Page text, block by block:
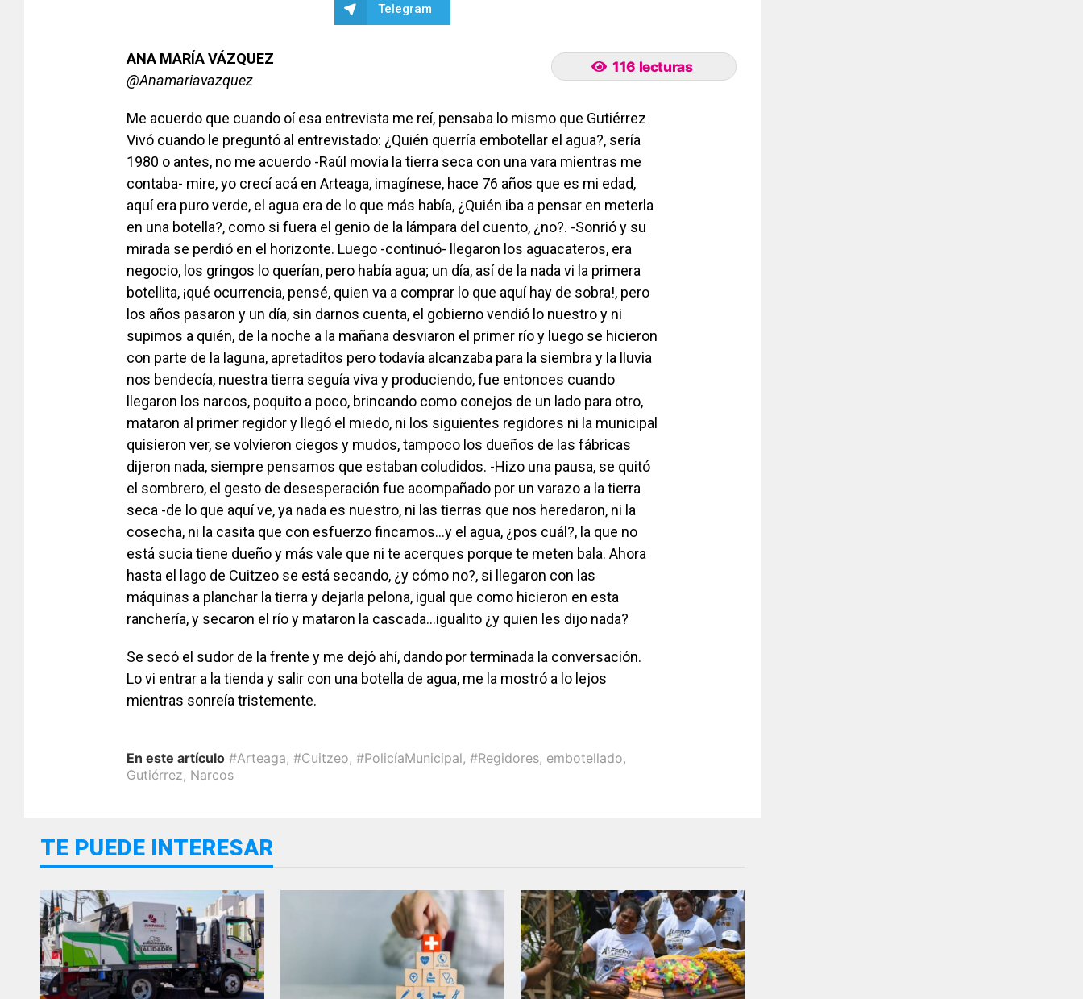
Telegram
116 lecturas
ANA MARÍA VÁZQUEZ
@Anamariavazquez
Me acuerdo que cuando oí esa entrevista me reí, pensaba lo mismo que Gutiérrez
Vivó cuando le preguntó al entrevistado: ¿Quién querría embotellar el agua?, sería
1980 o antes, no me acuerdo -Raúl movía la tierra seca con una vara mientras me
contaba- mire, yo crecí acá en Arteaga, imagínese, hace 76 años que es mi edad,
aquí era puro verde, el agua era de lo que más había, ¿Quién iba a pensar en meterla
en una botella?, como si fuera el genio de la lámpara del cuento, ¿no?. -Sonrió y su
mirada se perdió en el horizonte. Luego -continuó- llegaron los aguacateros, era
negocio, los gringos lo querían, pero había agua; un día, así de la nada vi la primera
botellita, ¡qué ocurrencia, pensé, quien va a comprar lo que aquí hay de sobra!, pero
los años pasaron y un día, sin darnos cuenta, el gobierno vendió lo nuestro y ni
supimos a quién, de la noche a la mañana desviaron el primer río y luego se hicieron
con parte de la laguna, apretaditos pero todavía alcanzaba para la siembra y la lluvia
nos bendecía, nuestra tierra seguía viva y produciendo, fue entonces cuando
llegaron los narcos, poquito a poco, brincando como conejos de un lado para otro,
mataron al primer regidor y llegó el miedo, ni los siguientes regidores ni la municipal
quisieron ver, se volvieron ciegos y mudos, tampoco los dueños de las fábricas
dijeron nada, siempre pensamos que estaban coludidos. -Hizo una pausa, se quitó
el sombrero, el gesto de desesperación fue acompañado por un varazo a la tierra
seca -de lo que aquí ve, ya nada es nuestro, ni las tierras que nos heredaron, ni la
cosecha, ni la casita que con esfuerzo fincamos…y el agua, ¿pos cuál?, la que no
está sucia tiene dueño y más vale que ni te acerques porque te meten bala. Ahora
hasta el lago de Cuitzeo se está secando, ¿y cómo no?, si llegaron con las
máquinas a planchar la tierra y dejarla pelona, igual que como hicieron en esta
ranchería, y secaron el río y mataron la cascada…igualito ¿y quien les dijo nada?
Se secó el sudor de la frente y me dejó ahí, dando por terminada la conversación.
Lo vi entrar a la tienda y salir con una botella de agua, me la mostró a lo lejos
mientras sonreía tristemente.
En este artículo #Arteaga, #Cuitzeo, #PolicíaMunicipal, #Regidores, embotellado,
Gutiérrez, Narcos
TE PUEDE INTERESAR